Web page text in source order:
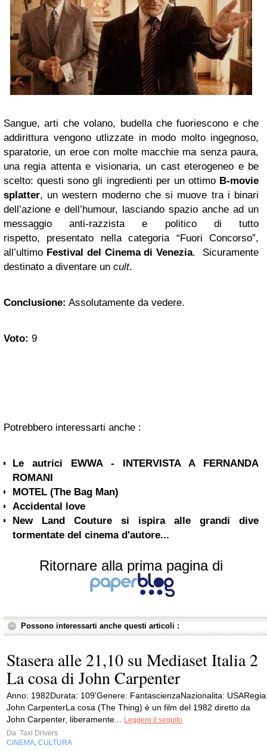
Sangue, arti che volano, budella che fuoriescono e che
addirittura vengono utlizzate in modo molto ingegnoso,
sparatorie, un eroe con molte macchie ma senza paura,
una regia attenta e visionaria, un cast eterogeneo e be
scelto: questi sono gli ingredienti per un ottimoB-movie
splatter, un western moderno che si muove tra i binari
dell’azione e dell’humour, lasciando spazio anche ad un
messaggio anti-razzista e politico di tutto
rispetto, presentato nella categoria “Fuori Concorso”,
all’ultimo Festival del Cinema di Venezia. Sicuramente
destinato a diventare un cult.
Conclusione: Assolutamente da vedere.
Voto: 9
Potrebbero interessarti anche :
Le autrici EWWA - INTERVISTA A FERNANDA
ROMANI
MOTEL (The Bag Man)
Accidental love
New Land Couture si ispira alle grandi dive
tormentate del cinema d'autore...
Ritornare alla prima pagina di
Possono interessarti anche questi articoli :
Stasera alle 21,10 su Mediaset Italia 2
La cosa di John Carpenter
Anno: 1982Durata: 109'Genere: FantascienzaNazionalita:
John CarpenterLa cosa (The Thing) è un film del 1982 diretto da
John Carpenter, liberamente...
Leggere il seguito
Da Taxi Drivers
CINEMA CULTURA